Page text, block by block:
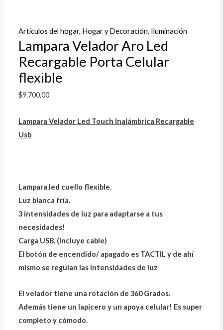
Artículos del hogar, Hogar y Decoración, Iluminación
Lampara Velador Aro Led
Recargable Porta Celular
flexible
$9.700,00
Lampara Velador Led Touch Inalámbrica Recargable
Usb
Lampara led cuello flexible.
Luz blanca fría.
3 intensidades de luz para adaptarse a tus
necesidades!
Carga USB. (Incluye cable)
El botón de encendido/ apagado es TACTIL y de ahí
mismo se regulan las intensidades de luz
El velador tiene una rotación de 360 Grados.
Además tiene un lapicero y un apoya celular! Es super
completo y cómodo.